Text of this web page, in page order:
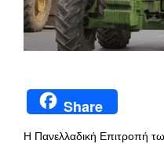
Share
Η Πανελλαδική Επιτροπή